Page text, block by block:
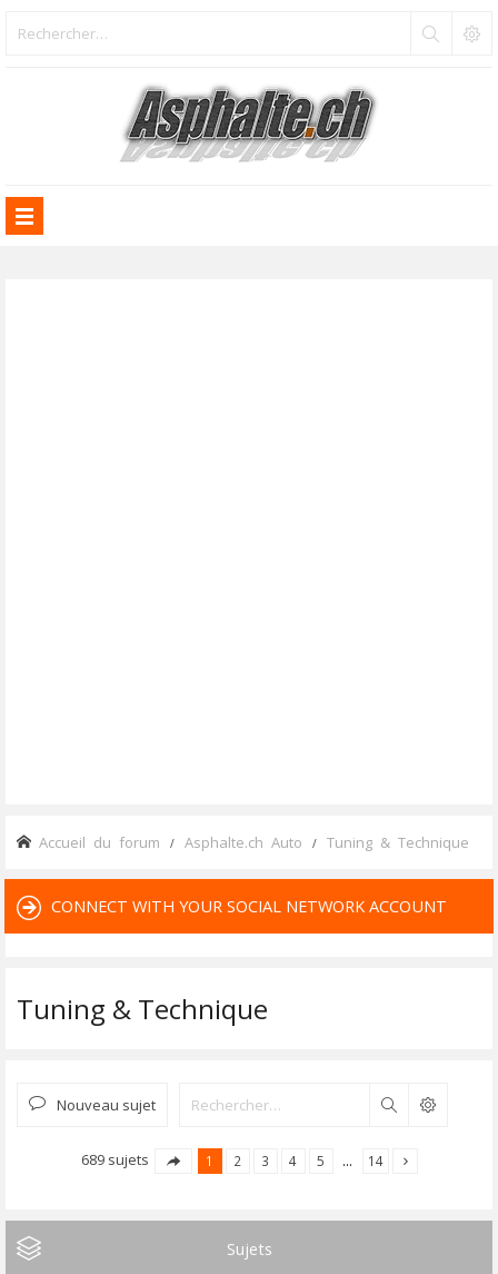
Accueil du forum Asphalte.ch Auto Tuning & Technique
CONNECT WITH YOUR SOCIAL NETWORK ACCOUNT
Tuning & Technique
Nouveau sujet Rechercher
689 sujets 1 2 3 4 5 … 14
Sujets